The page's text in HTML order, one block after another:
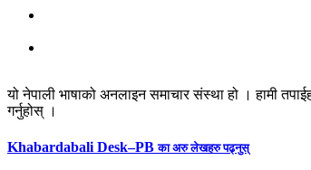
यो नेपाली भाषाको अनलाइन समाचार संस्था हो । हामी
गर्नुहोस् ।
Khabardabali Desk–PBका अरु लेखहरु पढ्नुस्